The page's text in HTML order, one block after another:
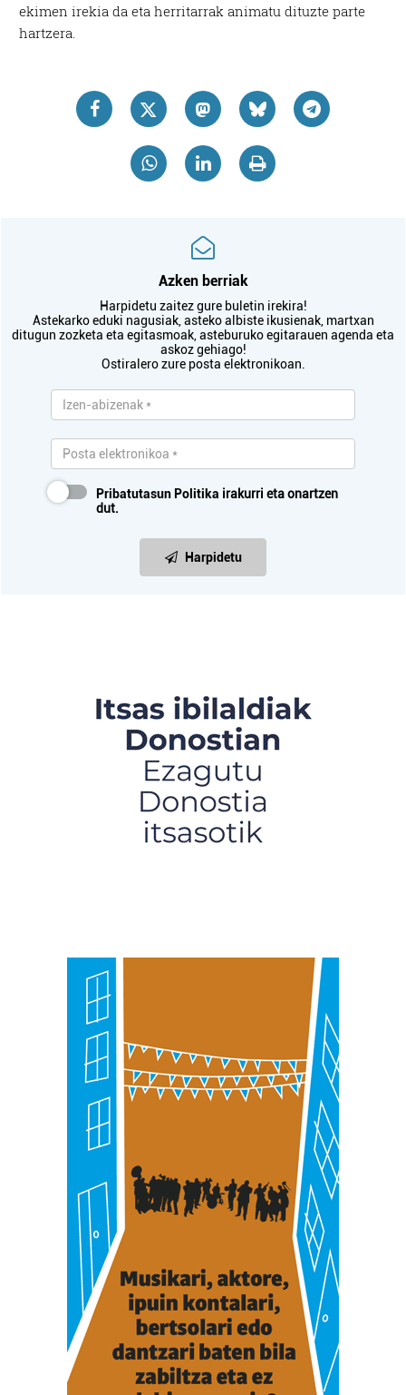
ekimen irekia da eta herritarrak animatu dituzte parte
hartzera.
Azken berriak
Harpidetu zaitez gure buletin irekira!
Astekarko eduki nagusiak, asteko albiste ikusienak, martxan
ditugun zozketa eta egitasmoak, asteburuko egitarauen agenda eta
askoz gehiago!
Ostiralero zure posta elektronikoan.
Pribatutasun Politika irakurri eta onartzen
dut.
Harpidetu